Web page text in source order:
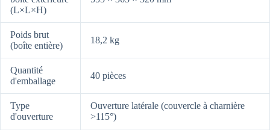
(L×L×H)
Poids brut
(boîte entière)
18,2 kg
Quantité
d'emballage
40 pièces
Type
d'ouverture
Ouverture latérale (couvercle à charnière
>115°)